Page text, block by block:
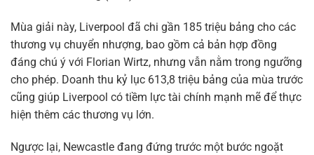
Mùa giải này, Liverpool đã chi gần 185 triệu bảng cho các
thương vụ chuyển nhượng, bao gồm cả bản hợp đồng
đáng chú ý với Florian Wirtz, nhưng vẫn nằm trong ngưỡng
cho phép. Doanh thu kỷ lục 613,8 triệu bảng của mùa trước
cũng giúp Liverpool có tiềm lực tài chính mạnh mẽ để thực
hiện thêm các thương vụ lớn.
Ngược lại, Newcastle đang đứng trước một bước ngoặt